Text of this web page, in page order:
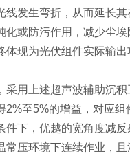
发生弯折，从而延长其
或防污作用，减少尘
现为光伏组件实际输出
用上述超声波辅助沉
2%至5%的增益，对应
件下，优越的宽角度减
常压环境下连续作业，